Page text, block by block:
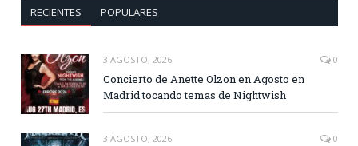
RECIENTES POPULARES
3 AGOSTO, 2026 0
Concierto de Anette Olzon en Agosto en
Madrid tocando temas de Nightwish
3 AGOSTO, 2026 0